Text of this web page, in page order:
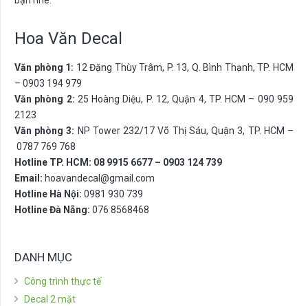
Hoa Văn Decal
Văn phòng 1: 12 Đặng Thùy Trâm, P. 13, Q. Bình Thạnh, TP. HCM
– 0903 194 979
Văn phòng 2: 25 Hoàng Diệu, P. 12, Quận 4, TP. HCM – 090 959
2123
Văn phòng 3: NP Tower 232/17 Võ Thị Sáu, Quận 3, TP. HCM –
0787 769 768
Hotline TP. HCM: 08 9915 6677 – 0903 124 739
Email: hoavandecal@gmail.com
Hotline Hà Nội: 0981 930 739
Hotline Đà Nẵng: 076 8568468
DANH MỤC
Công trình thực tế
Decal 2 mặt